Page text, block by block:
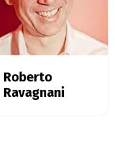
Roberto
Ravagnani